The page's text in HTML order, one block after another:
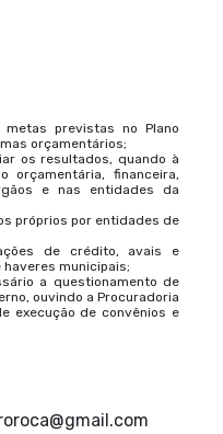
previstas no Plano
orçamentários;
os resultados, quando à
orçamentária, financeira,
e nas entidades da
próprios por entidades de
de crédito, avais e
municipais;
a questionamento de
ouvindo a Procuradoria
execução de convênios e